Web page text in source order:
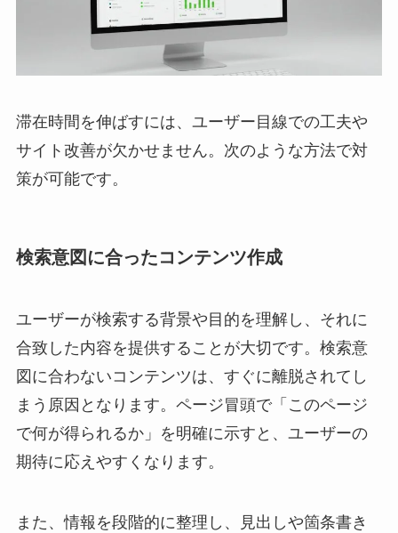
滞在時間を伸ばすには、ユーザー目線での工夫や
サイト改善が欠かせません。次のような方法で対
策が可能です。
検索意図に合ったコンテンツ作成
ユーザーが検索する背景や目的を理解し、それに
合致した内容を提供することが大切です。検索意
図に合わないコンテンツは、すぐに離脱されてし
まう原因となります。ページ冒頭で「このページ
で何が得られるか」を明確に示すと、ユーザーの
期待に応えやすくなります。
また、情報を段階的に整理し、見出しや箇条書き